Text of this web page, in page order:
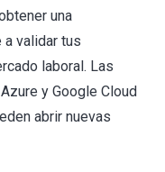
una
validar tus
laboral. Las
y Google Cloud
abrir nuevas